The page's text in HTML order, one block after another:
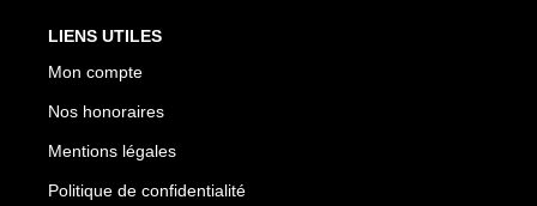
LIENS UTILES
Mon compte
Nos honoraires
Mentions légales
Politique de confidentialité